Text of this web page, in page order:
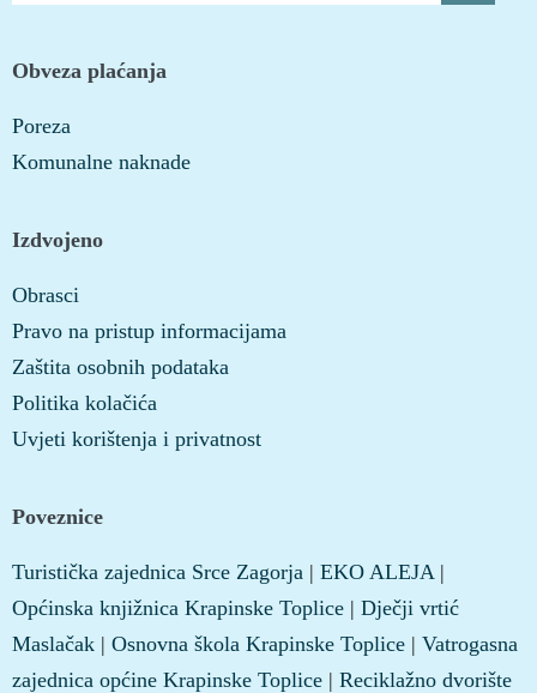
Obveza plaćanja
Poreza
Komunalne naknade
Izdvojeno
Obrasci
Pravo na pristup informacijama
Zaštita osobnih podataka
Politika kolačića
Uvjeti korištenja i privatnost
Poveznice
Turistička zajednica Srce Zagorja | EKO ALEJA|
Općinska knjižnica Krapinske Toplice | Dječji vrtić
Maslačak | Osnovna škola Krapinske Toplice | Vatrogasna
zajednica općine Krapinske Toplice | Reciklažno dvorište